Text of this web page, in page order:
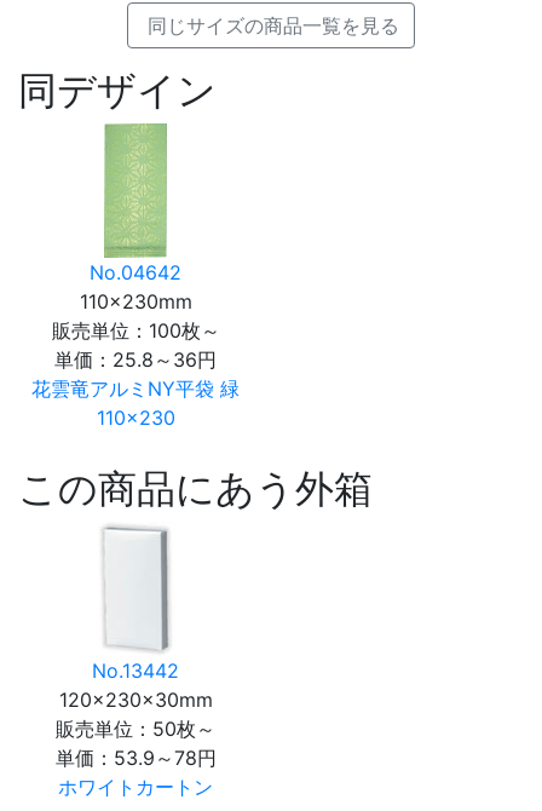
同じサイズの商品一覧を見る
同デザイン
No.04642
110×230mm
販売単位：100枚～
単価： 25.8～36円
花雲竜アルミNY平袋 緑
110×230
この商品にあう外箱
No.13442
120×230×30mm
販売単位：50枚～
単価： 53.9～78円
ホワイトカートン